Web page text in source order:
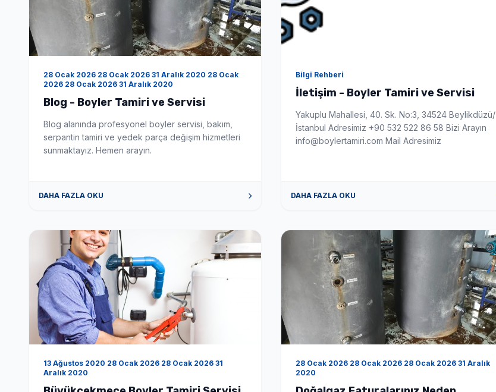
28 Ocak 2026 28 Ocak 2026 31 Aralık 2020 28 Ocak
2026 28 Ocak 2026 31 Aralık 2020
Blog - Boyler Tamiri ve Servisi
Blog alanında profesyonel boyler servisi, bakım,
serpantin tamiri ve yedek parça değişim hizmetleri
sunmaktayız. Hemen arayın.
DAHA FAZLA OKU
Bilgi Rehberi
İletişim - Boyler Tamiri ve Servisi
Yakuplu Mahallesi, 40. Sk. No:3, 34524 Beylikdüzü/
İstanbul Adresimiz +90 532 522 86 58 Bizi Arayın
info@boylertamiri.com Mail Adresimiz
DAHA FAZLA OKU
13 Ağustos 2020 28 Ocak 2026 28 Ocak 2026 31
Aralık 2020
28 Ocak 2026 28 Ocak 2026 28 Ocak 2026 31 Aralık
2020